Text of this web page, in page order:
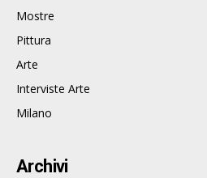
Mostre
Pittura
Arte
Interviste Arte
Milano
Archivi